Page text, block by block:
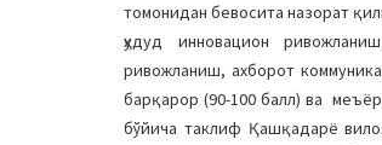
томонидан бевосита назорат
ҳудуд инновацион
ривожланиш, ахборот
барқарор (90-100 балл) ва
бўйича таклиф Қашқадарё